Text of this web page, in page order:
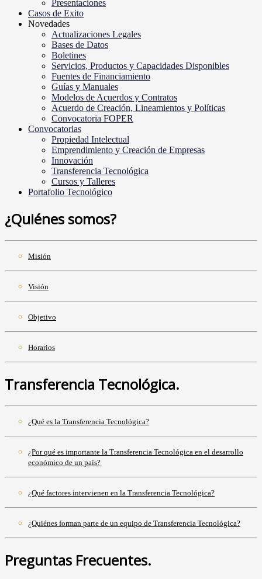
Presentaciones
Casos de Exito
Novedades
Actualizaciones Legales
Bases de Datos
Boletines
Servicios, Productos y Capacidades Disponibles
Fuentes de Financiamiento
Guías y Manuales
Modelos de Acuerdos y Contratos
Acuerdo de Creación, Lineamientos y Políticas
Convocatoria FOPER
Convocatorias
Propiedad Intelectual
Emprendimiento y Creación de Empresas
Innovación
Transferencia Tecnológica
Cursos y Talleres
Portafolio Tecnológico
¿Quiénes somos?
Misión
Visión
Objetivo
Horarios
Transferencia Tecnológica.
¿Qué es la Transferencia Tecnológica?
¿Por qué es importante la Transferencia Tecnológica en el desarrollo
económico de un país?
¿Qué factores intervienen en la Transferencia Tecnológica?
¿Quiénes forman parte de un equipo de Transferencia Tecnológica?
Preguntas Frecuentes.